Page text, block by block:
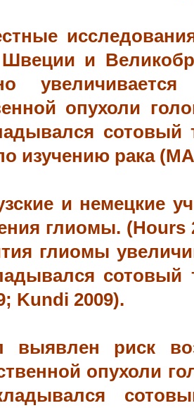
и
опухоли
изучению рака
и немецкие
глиомы. (Hours
глиомы
сотовый
Kundi 2009).
риск
опухоли